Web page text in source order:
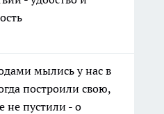
мылись у нас в
построили свою,
не пустили - о